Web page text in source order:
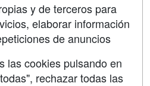
y de terceros para
elaborar información
de anuncios
las cookies pulsando en
rechazar todas las